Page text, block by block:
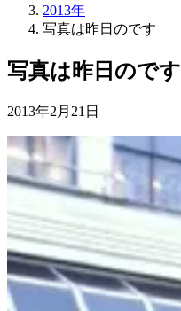
2013年
写真は昨日のです
写真は昨日のです
2013年2月21日